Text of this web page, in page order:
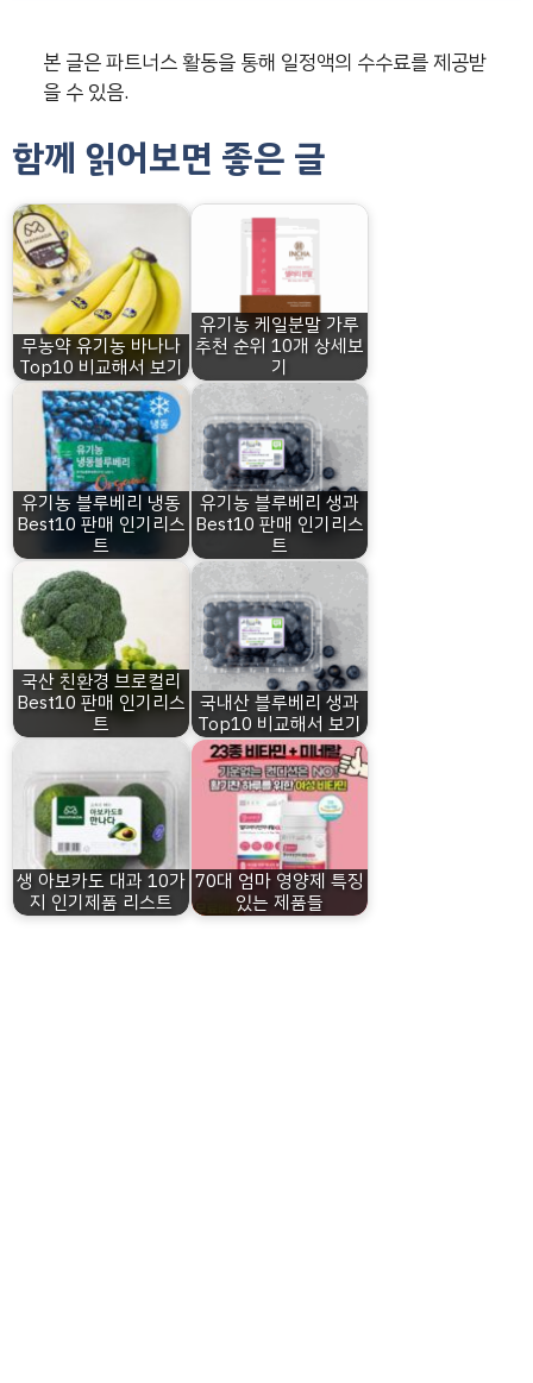
본 글은 파트너스 활동을 통해 일정액의 수수료를 제공받
을 수 있음.
함께 읽어보면 좋은 글
무농약 유기농 바나나
Top10 비교해서 보기
유기농 케일분말 가루
추천 순위 10개 상세보
기
유기농 블루베리 냉동
Best10 판매 인기리스
트
유기농 블루베리 생과
Best10 판매 인기리스
트
국산 친환경 브로컬리
Best10 판매 인기리스
트
국내산 블루베리 생과
Top10 비교해서 보기
생 아보카도 대과 10가
지 인기제품 리스트
70대 엄마 영양제 특징
있는 제품들